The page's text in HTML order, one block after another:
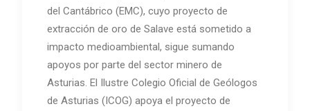
del Cantábrico (EMC), cuyo proyecto de
extracción de oro de Salave está sometido a
impacto medioambiental, sigue sumando
apoyos por parte del sector minero de
Asturias. El Ilustre Colegio Oficial de Geólogos
de Asturias (ICOG) apoya el proyecto de